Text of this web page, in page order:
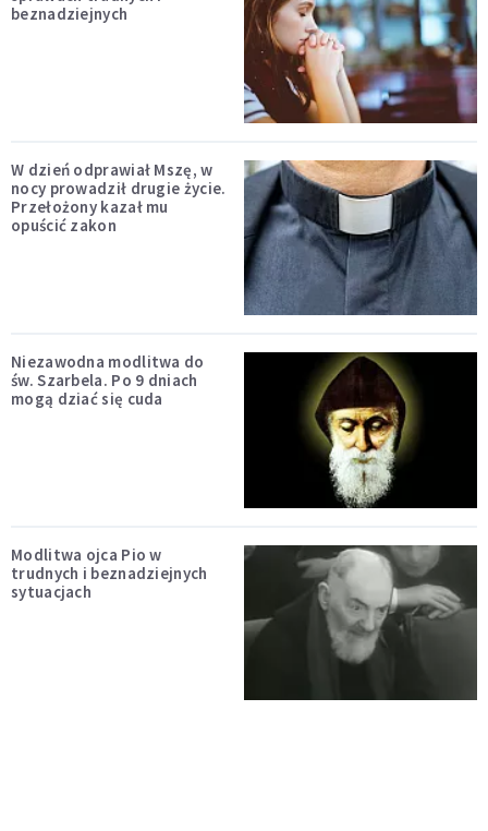
beznadziejnych
W dzień odprawiał Mszę, w
nocy prowadził drugie życie.
Przełożony kazał mu
opuścić zakon
Niezawodna modlitwa do
św. Szarbela. Po 9 dniach
mogą dziać się cuda
Modlitwa ojca Pio w
trudnych i beznadziejnych
sytuacjach